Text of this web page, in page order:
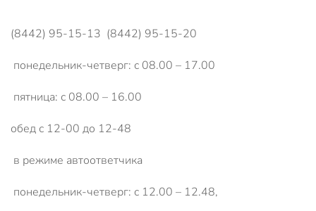
(8442) 95-15-13 (8442) 95-15-20
понедельник-четверг: с 08.00 – 17.00
пятница: с 08.00 – 16.00
обед с 12-00 до 12-48
в режиме автоответчика
понедельник-четверг: с 12.00 – 12.48,